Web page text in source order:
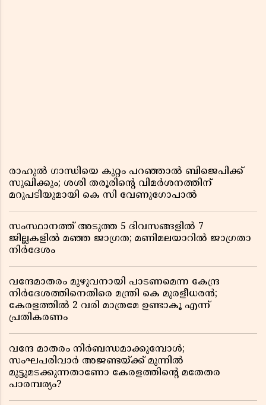
രാഹുൽ ഗാന്ധിയെ കുറ്റം പറഞ്ഞാൽ ബിജെപിക്ക്
സുഖിക്കും; ശശി തരൂരിന്റെ വിമർശനത്തിന്
മറുപടിയുമായി കെ സി വേണുഗോപാൽ
സംസ്ഥാനത്ത് അടുത്ത 5 ദിവസങ്ങളിൽ 7
ജില്ലകളിൽ മഞ്ഞ ജാഗ്രത; മണിമലയാറിൽ ജാഗ്രതാ
നിർദേശം
വന്ദേമാതരം മുഴുവനായി പാടണമെന്ന കേന്ദ്ര
നിർദേശത്തിനെതിരെ മന്ത്രി കെ മുരളീധരൻ;
കേരളത്തിൽ 2 വരി മാത്രമേ ഉണ്ടാകൂ എന്ന്
പ്രതികരണം
വന്ദേ മാതരം നിർബന്ധമാക്കുമ്പോൾ;
സംഘപരിവാർ അജണ്ടയ്ക്ക് മുന്നിൽ
മുട്ടുമടക്കുന്നതാണോ കേരളത്തിന്റെ മതേതര
പാരമ്പര്യം?